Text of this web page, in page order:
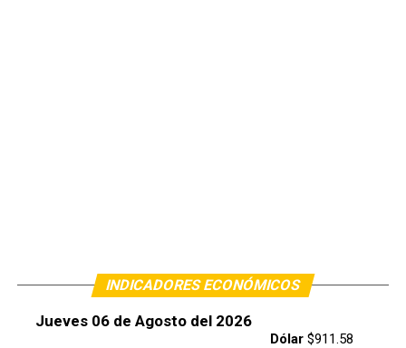
INDICADORES ECONÓMICOS
Jueves 06 de Agosto del 2026
Dólar$911.58